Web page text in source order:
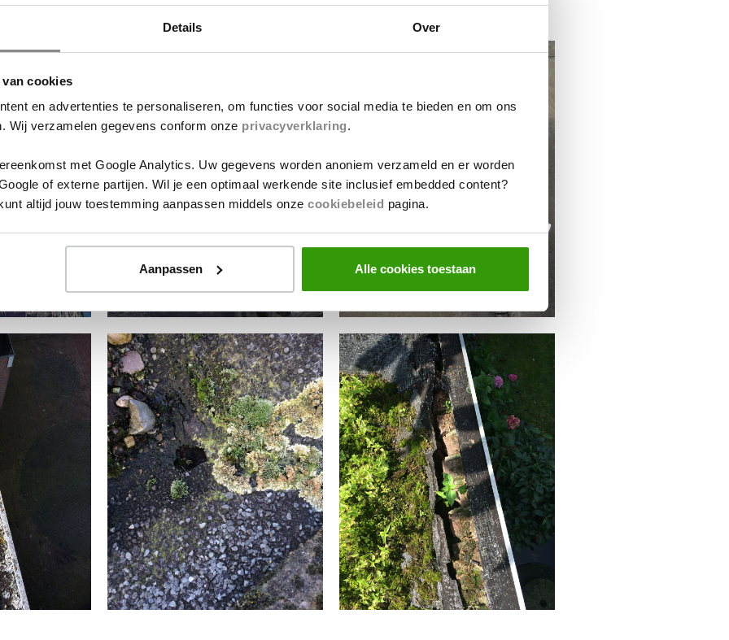
Details Over
cookies
en advertenties te personaliseren, om functies voor social media te bieden en om ons
Wij verzamelen gegevens conform onze privacyverklaring.
met Google Analytics. Uw gegevens worden anoniem verzameld en er worden
of externe partijen. Wil je een optimaal werkende site inclusief embedded content?
altijd jouw toestemming aanpassen middels onze cookiebeleid pagina.
Aanpassen Alle cookies toestaan